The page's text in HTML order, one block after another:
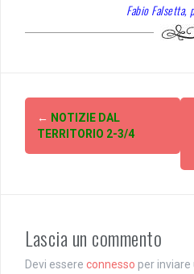
Fabio Falsetta,
Post
navigation
← NOTIZIE DAL
TERRITORIO 2-3/4
Lascia un commento
Devi essere connesso per inviare